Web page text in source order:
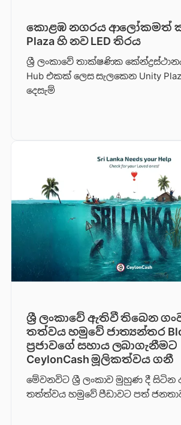
කොළඹ නගරය ආලෝකමත්
Plaza හි නව LED තිරය
ශ්‍රී ලංකාවේ තාක්ෂණික
Hub එකක් ලෙස සැලකෙන Unity
දෙසැම්
ශ්‍රී ලංකාවේ ඇතිවී තිබෙන
තත්වය හමුවේ ජාත්‍යන්තර
ප්‍රජාවගේ සහාය ලබාගැනීමට
CeylonCash මූලිකත්වය ග​නී
මේවනවිට ශ්‍රී ලංකාව මුහුණ දී
තත්ත්වය හමුවේ පීඩාවට පත්